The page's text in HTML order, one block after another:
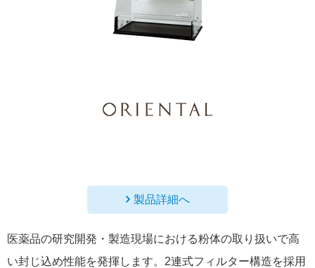
製品詳細へ
医薬品の研究開発・製造現場における粉体の取り扱いで高
い封じ込め性能を発揮します。2連式フィルター構造を採用